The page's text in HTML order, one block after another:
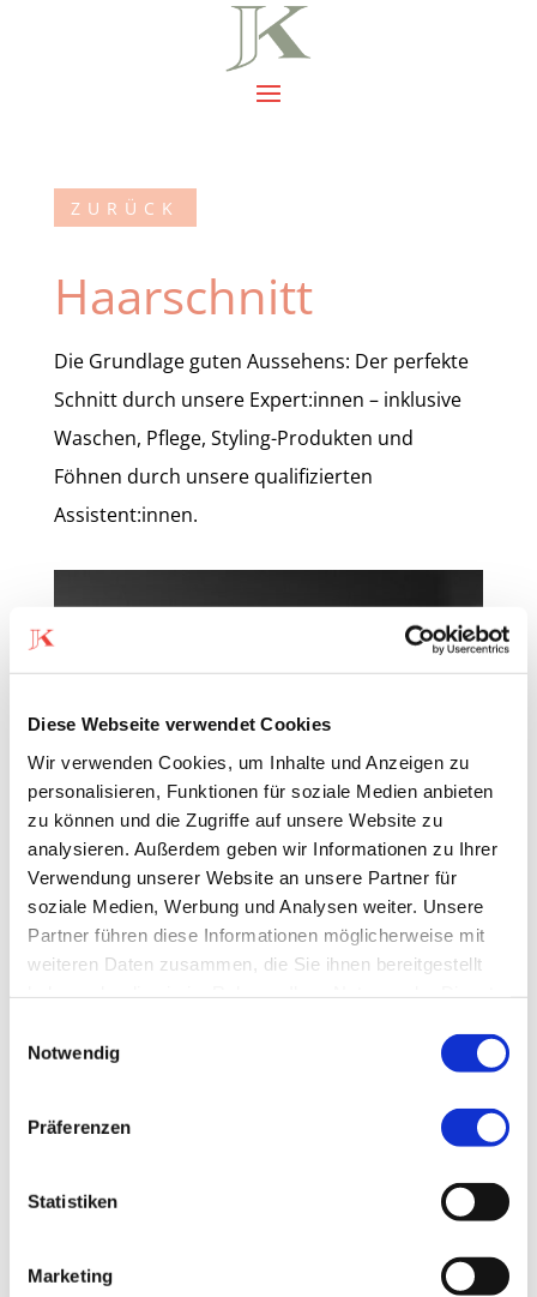
Diese Webseite verwendet Cookies
Wir verwenden Cookies, um Inhalte und Anzeigen zu
personalisieren, Funktionen für soziale Medien anbieten
zu können und die Zugriffe auf unsere Website zu
analysieren. Außerdem geben wir Informationen zu Ihrer
Verwendung unserer Website an unsere Partner für
soziale Medien, Werbung und Analysen weiter. Unsere
Partner führen diese Informationen möglicherweise mit
weiteren Daten zusammen, die Sie ihnen bereitgestellt
Notwendig
Präferenzen
Statistiken
Marketing
ZURÜCK
Haarschnitt
Die Grundlage guten Aussehens: Der perfekte
Schnitt durch unsere Expert:innen – inklusive
Waschen, Pflege, Styling-Produkten und
Föhnen durch unsere qualifizierten
Assistent:innen.